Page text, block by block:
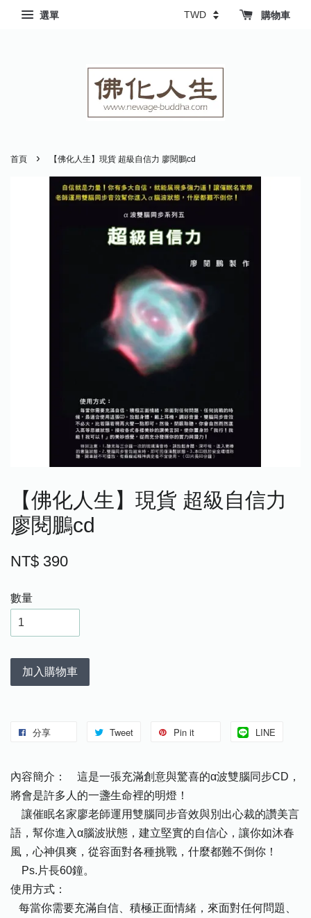
選單 購物車
首頁 › 【佛化人生】現貨 超級自信力 廖閱鵬cd
【佛化人生】現貨 超級自信力
廖閱鵬cd
NT$ 390
數量
加入購物車
分享 Tweet Pin it LINE
內容簡介： 這是一張充滿創意與驚喜的α波雙腦同步CD，
將會是許多人的一盞生命裡的明燈！
讓催眠名家廖老師運用雙腦同步音效與別出心裁的讚美言
語，幫你進入α腦波狀態，建立堅實的自信心，讓你如沐春
風，心神俱爽，從容面對各種挑戰，什麼都難不倒你！
Ps.片長60鐘。
使用方式：
每當你需要充滿自信、積極正面情緒，來面對任何問題、